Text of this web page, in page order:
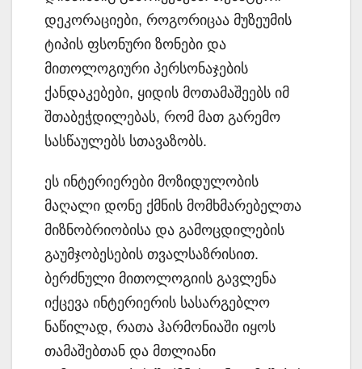
დეკორაციები, როგორიცაა მუზეუმის
ტიპის ფსონური ზონები და
მითოლოგიური პერსონაჯების
ქანდაკებები, ყიდის მოთამაშეებს იმ
შთაბეჭდილებას, რომ მათ გარემო
სასწაულებს სთავაზობს.
ეს ინტერიერები მოზიდულობის
მაღალი დონე ქმნის მომხმარებელთა
მიზნობრიობისა და გამოცდილების
გაუმჯობესების თვალსაზრისით.
ბერძნული მითოლოგიის გავლენა
იქცევა ინტერიერის სასარგებლო
ნაწილად, რათა ჰარმონიაში იყოს
თამაშებთან და მთლიანი